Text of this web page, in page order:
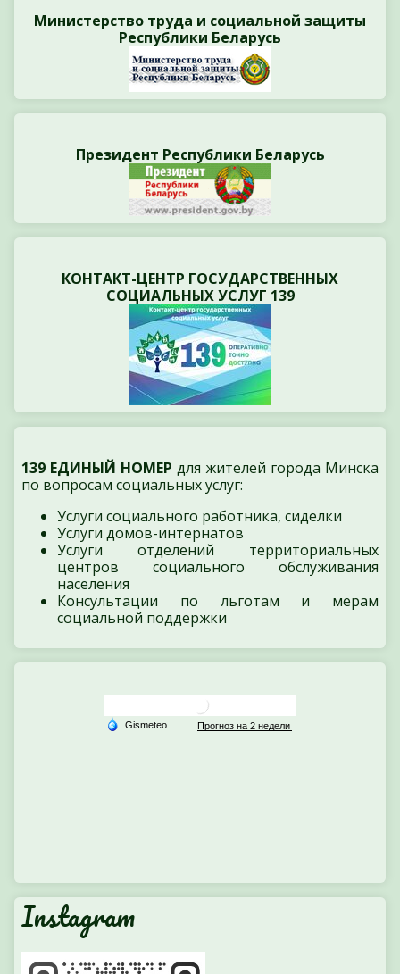
Министерство труда и социальной защиты
Республики Беларусь
Президент Республики Беларусь
КОНТАКТ-ЦЕНТР ГОСУДАРСТВЕННЫХ
СОЦИАЛЬНЫХ УСЛУГ 139
139 ЕДИНЫЙ НОМЕР для жителей города Минска
по вопросам социальных услуг:
Услуги социального работника, сиделки
Услуги домов-интернатов
Услуги отделений территориальных
центров социального обслуживания
населения
Консультации по льготам и мерам
социальной поддержки
Instagram